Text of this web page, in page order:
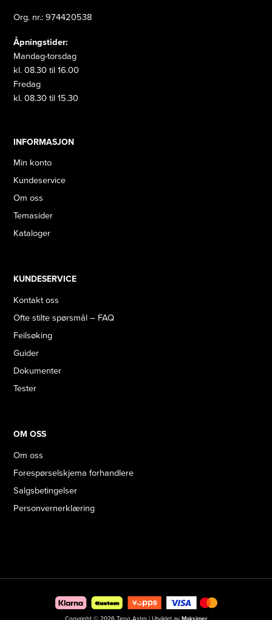
Org. nr.: 974420538
Åpningstider:
Mandag-torsdag
kl. 08.30 til 16.00
Fredag
kl. 08.30 til 15.30
INFORMASJON
Min konto
Kundeservice
Om oss
Temasider
Kataloger
KUNDESERVICE
Kontakt oss
Ofte stilte spørsmål – FAQ
Feilsøking
Guider
Dokumenter
Tester
OM OSS
Om oss
Forespørselskjema forhandlere
Salgsbetingelser
Personvernerklæring